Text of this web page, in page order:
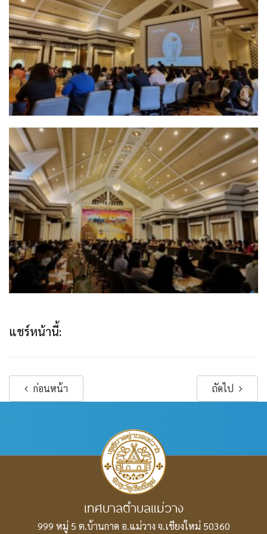
แชร์หน้านี้:
ก่อนหน้า ถัดไป
เทศบาลตำบลแม่วาง
999 หมู่ 5 ต.บ้านกาด อ.แม่วาง จ.เชียงใหม่ 50360